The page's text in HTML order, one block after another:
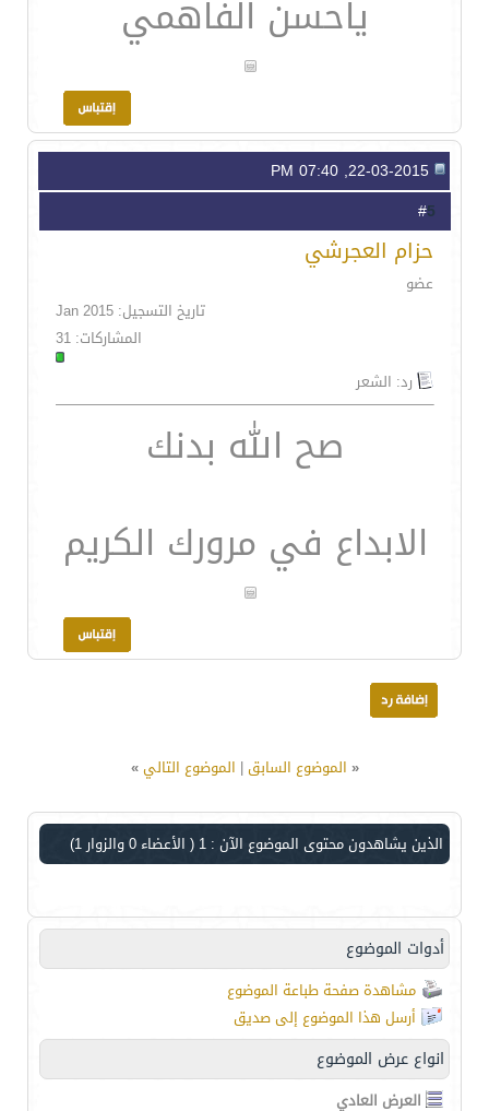
ياحسن الفاهمي
5
حزام العجرشي
عضو
تاريخ التسجيل: Jan 2015
المشاركات: 31
رد: الشعر
صح الله بدنك
الابداع في مرورك الكريم
« الموضوع السابق| الموضوع التالي»
الذين يشاهدون محتوى الموضوع الآن : 1 ( الأعضاء 0 والزوار 1)
أدوات الموضوع
مشاهدة صفحة طباعة الموضوع
أرسل هذا الموضوع إلى صديق
انواع عرض الموضوع
العرض العادي